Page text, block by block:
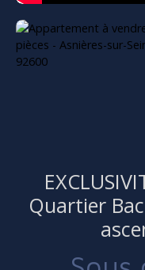
Quartier